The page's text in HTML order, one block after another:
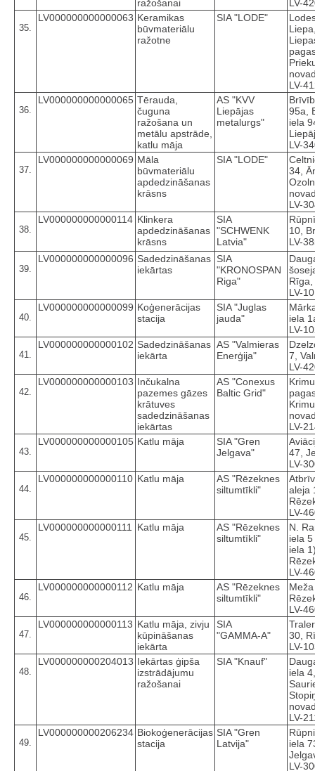
ražošanai LV-
35.
LV000000000000063 Keramikas
būvmateriālu
ražotne
SIA "LODE"
LV-
36.
LV000000000000065 Tērauda,
čuguna
ražošana un
metālu apstrāde,
katlu māja
AS "KVV
Liepājas
metalurgs"
95a,
iela
LV-
37.
LV000000000000069 Māla
būvmateriālu
apdedzināšanas
krāsns
SIA "LODE"
34,
LV-
38.
LV000000000000114 Klinkera
apdedzināšanas
krāsns
SIA
"SCHWENK
Latvia"
10,
LV-
39.
LV000000000000096 Sadedzināšanas
iekārtas
SIA
"KRONOSPAN
Riga"
Rīga,
LV-
40.
LV000000000000099 Koģenerācijas
stacija
SIA "Juglas
jauda"
iela
LV-
41.
LV000000000000102 Sadedzināšanas
iekārta
AS "Valmieras
Enerģija"
7,
LV-
42.
LV000000000000103 Inčukalna
pazemes gāzes
krātuves
sadedzināšanas
iekārtas
AS "Conexus
Baltic Grid"
LV-
43.
LV000000000000105 Katlu māja
SIA "Gren
Jelgava"
47,
LV-
44.
LV000000000000110 Katlu māja
AS "Rēzeknes
siltumtīkli"
aleja
LV-
45.
LV000000000000111 Katlu māja
AS "Rēzeknes
siltumtīkli"
N.
iela
iela
LV-
46.
LV000000000000112 Katlu māja
AS "Rēzeknes
siltumtīkli"
LV-
47.
LV000000000000113 Katlu māja, zivju
kūpināšanas
iekārta
SIA
"GAMMA-A"
30,
LV-
48.
LV000000000204013 Iekārtas ģipša
izstrādājumu
ražošanai
SIA "Knauf"
iela 4,
LV-
49.
LV000000000206234 Biokoģenerācijas
stacija
SIA "Gren
Latvija"
iela
LV-